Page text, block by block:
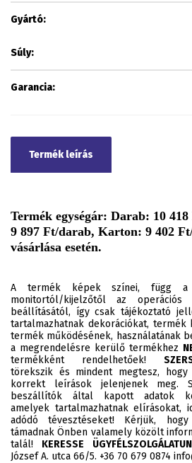
Gyártó:
Súly:
Garancia:
Termék leírás
Termék egységár: Darab: 10
9 897 Ft/darab, Karton: 9 402
vásárlása esetén.
A termék képek színei, függ a
monitortól/kijelzőtől az
beállításától, így csak tájékoztató
tartalmazhatnak dekorációkat, termék
termék működésének, használatának
a megrendelésre kerülő termékhez
termékként rendelhetőek!
törekszik és mindent megtesz,
korrekt leírások jelenjenek meg.
beszállítók által kapott adatok
amelyek tartalmazhatnak elírásokat,
adódó tévesztéseket! Kérjük,
támadnak Önben valamely közölt
talál! KERESSE
József A. utca 66/5. +36 70 679 0874